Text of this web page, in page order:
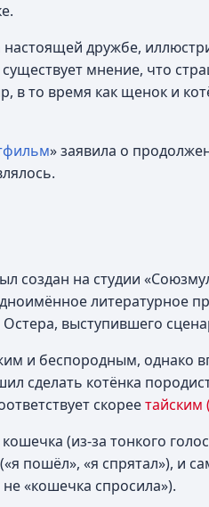
дружбе,
мнение, что
в то время как щенок и
» заявила о
создан на студии
литературное
выступившего
и беспородным, однако
сделать котёнка
скореетайским
(из-за тонкого
пошёл», «я спрятал»), и
не «кошечка спросила»).